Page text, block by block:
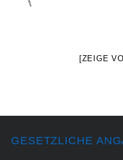
[ZEIGE
GESETZLICHE